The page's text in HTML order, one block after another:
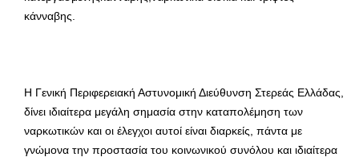
κάνναβης.
Η Γενική Περιφερειακή Αστυνομική Διεύθυνση Στερεάς Ελλάδας,
δίνει ιδιαίτερα μεγάλη σημασία στην καταπολέμηση των
ναρκωτικών και οι έλεγχοι αυτοί είναι διαρκείς, πάντα με
γνώμονα την προστασία του κοινωνικού συνόλου και ιδιαίτερα